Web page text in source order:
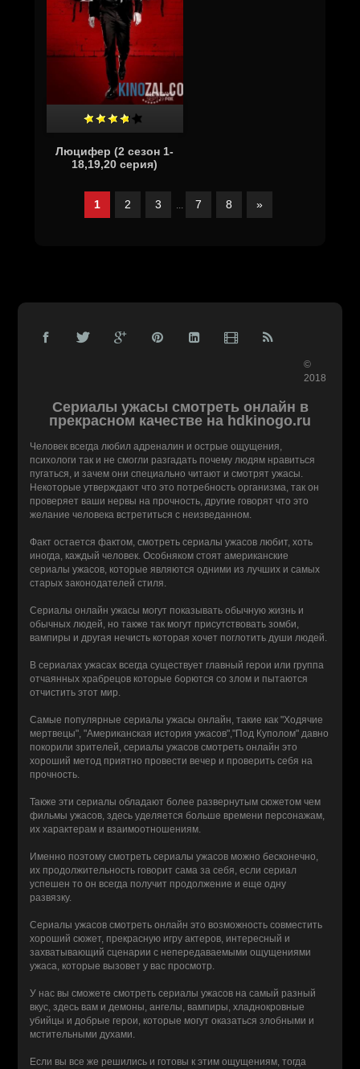
Люцифер (2 сезон 1-
18,19,20 серия)
1 2 3 ... 7 8 »
©
2018
Сериалы ужасы смотреть онлайн в
прекрасном качестве на hdkinogo.ru
Человек всегда любил адреналин и острые ощущения,
психологи так и не смогли разгадать почему людям нравиться
пугаться, и зачем они специально читают и смотрят ужасы.
Некоторые утверждают что это потребность организма, так он
проверяет ваши нервы на прочность, другие говорят что это
желание человека встретиться с неизведанном.
Факт остается фактом, смотреть сериалы ужасов любит, хоть
иногда, каждый человек. Особняком стоят американские
сериалы ужасов, которые являются одними из лучших и самых
старых законодателей стиля.
Сериалы онлайн ужасы могут показывать обычную жизнь и
обычных людей, но также так могут присутствовать зомби,
вампиры и другая нечисть которая хочет поглотить души людей.
В сериалах ужасах всегда существует главный герои или группа
отчаянных храбрецов которые борются со злом и пытаются
отчистить этот мир.
Самые популярные сериалы ужасы онлайн, такие как "Ходячие
мертвецы", "Американская история ужасов","Под Куполом" давно
покорили зрителей, сериалы ужасов смотреть онлайн это
хороший метод приятно провести вечер и проверить себя на
прочность.
Также эти сериалы обладают более развернутым сюжетом чем
фильмы ужасов, здесь уделяется больше времени персонажам,
их характерам и взаимоотношениям.
Именно поэтому смотреть сериалы ужасов можно бесконечно,
их продолжительность говорит сама за себя, если сериал
успешен то он всегда получит продолжение и еще одну
развязку.
Сериалы ужасов смотреть онлайн это возможность совместить
хороший сюжет, прекрасную игру актеров, интересный и
захватывающий сценарии с непередаваемыми ощущениями
ужаса, которые вызовет у вас просмотр.
У нас вы сможете смотреть сериалы ужасов на самый разный
вкус, здесь вам и демоны, ангелы, вампиры, хладнокровные
убийцы и добрые герои, которые могут оказаться злобными и
мстительными духами.
Если вы все же решились и готовы к этим ощущениям, тогда